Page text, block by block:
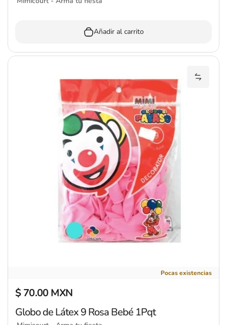
Añadir al carrito
Pocas existencias
Precio regular
$ 70.00 MXN
Globo de Látex 9 Rosa Bebé 1Pqt